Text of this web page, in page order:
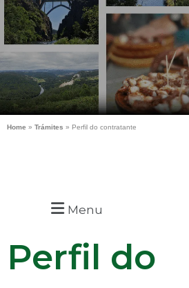
Home » Trámites » Perfil do contratante
Menu
Perfil do